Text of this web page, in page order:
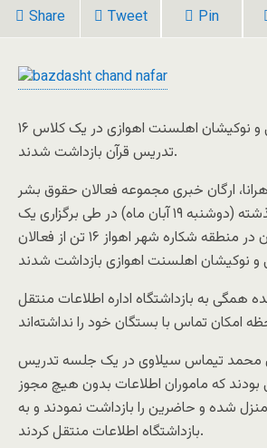
Share Tweet Pin
۱۶ تن از فعالان فرهنگی و نوکیشان اهلسنت اهوازی در یک کلاس
تدریس قرآن بازداشت شدند.
ارگان خبری مجموعه فعالان حقوق بشر
در ایران، شب گذشته (دوشنبه ۱۹ آبان ماه) در طی برگزاری یک
کلاس تدریس قرآن در منطقه شکاره شهر اهواز ۱۶ تن از فعالان
همگی به بازداشتگاه اداره اطلاعات منتقل
محمد تیماس سیلاوی در یک جلسه تدریس
بودند که ماموران اطلاعات بدون هیچ مجوز
منزل شده و حاضرین را بازداشت نمودند و به
بازداشتگاه اطلاعات منتقل کردند.